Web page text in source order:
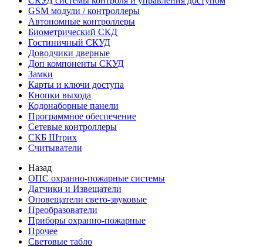
GSM модули / контроллеры
Автономные контроллеры
Биометрический СКД
Гостиничный СКУД
Доводчики дверные
Доп компоненты СКУД
Замки
Карты и ключи доступа
Кнопки выхода
Кодонаборные панели
Программное обеспечение
Сетевые контроллеры
СКБ Штрих
Считыватели
Назад
ОПС охранно-пожарные системы
Датчики и Извещатели
Оповещатели свето-звуковые
Преобразователи
Приборы охранно-пожарные
Прочее
Световые табло